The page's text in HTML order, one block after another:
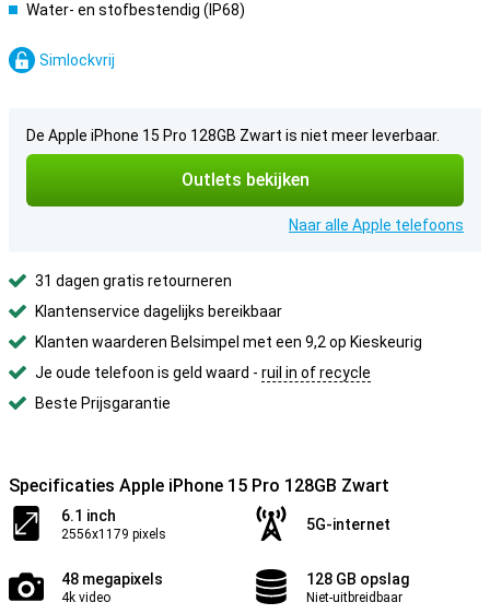
Water- en stofbestendig (IP68)
Simlockvrij
De Apple iPhone 15 Pro 128GB Zwart is niet meer leverbaar.
Outlets bekijken
Naar alle Apple telefoons
31 dagen gratis retourneren
Klantenservice dagelijks bereikbaar
Klanten waarderen Belsimpel met een 9,2 op Kieskeurig
Je oude telefoon is geld waard - ruil in of recycle
Beste Prijsgarantie
Specificaties Apple iPhone 15 Pro 128GB Zwart
6.1 inch
2556x1179 pixels
5G-internet
48 megapixels
4k video
128 GB opslag
Niet-uitbreidbaar